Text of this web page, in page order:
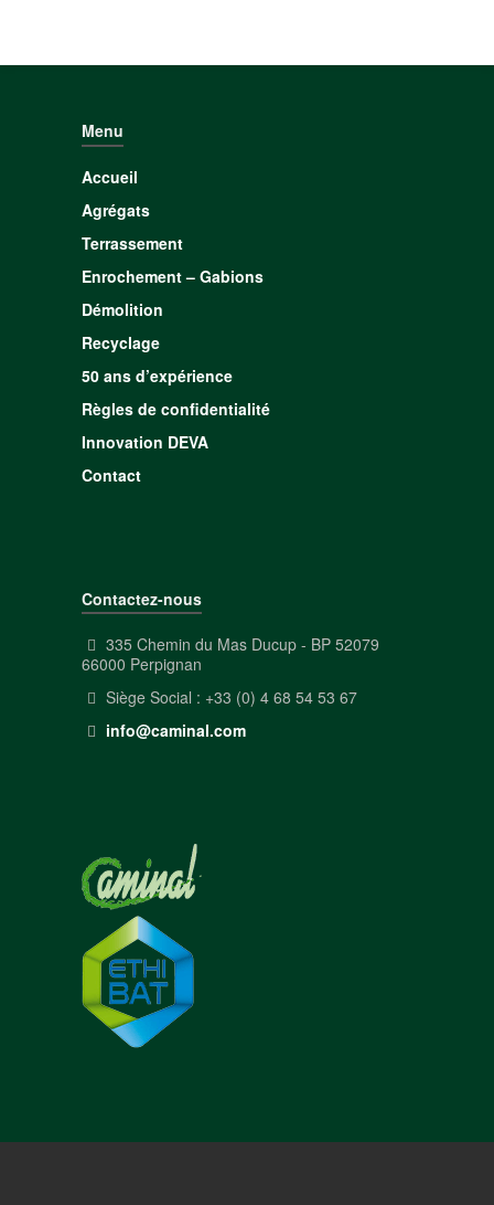
Menu
Accueil
Agrégats
Terrassement
Enrochement – Gabions
Démolition
Recyclage
50 ans d’expérience
Règles de confidentialité
Innovation DEVA
Contact
Contactez-nous
335 Chemin du Mas Ducup - BP 52079
66000 Perpignan
Siège Social : +33 (0) 4 68 54 53 67
info@caminal.com